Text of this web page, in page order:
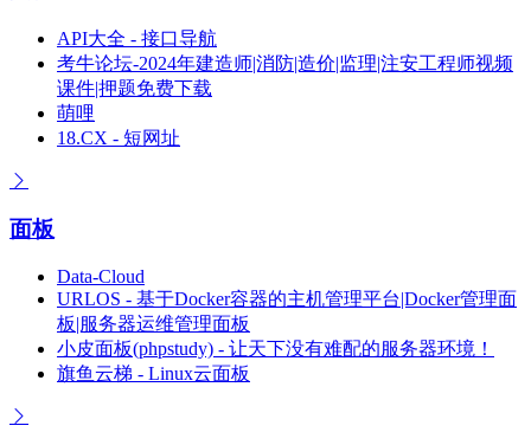
API大全 - 接口导航
考牛论坛-2024年建造师|消防|造价|监理|注安工程师视频
课件|押题免费下载
萌哩
18.CX - 短网址
面板
Data-Cloud
URLOS - 基于Docker容器的主机管理平台|Docker管理面
板|服务器运维管理面板
小皮面板(phpstudy) - 让天下没有难配的服务器环境！
旗鱼云梯 - Linux云面板